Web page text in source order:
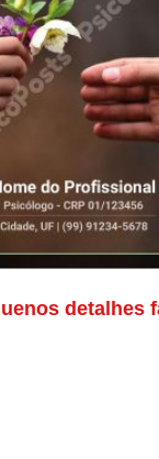
detalhes